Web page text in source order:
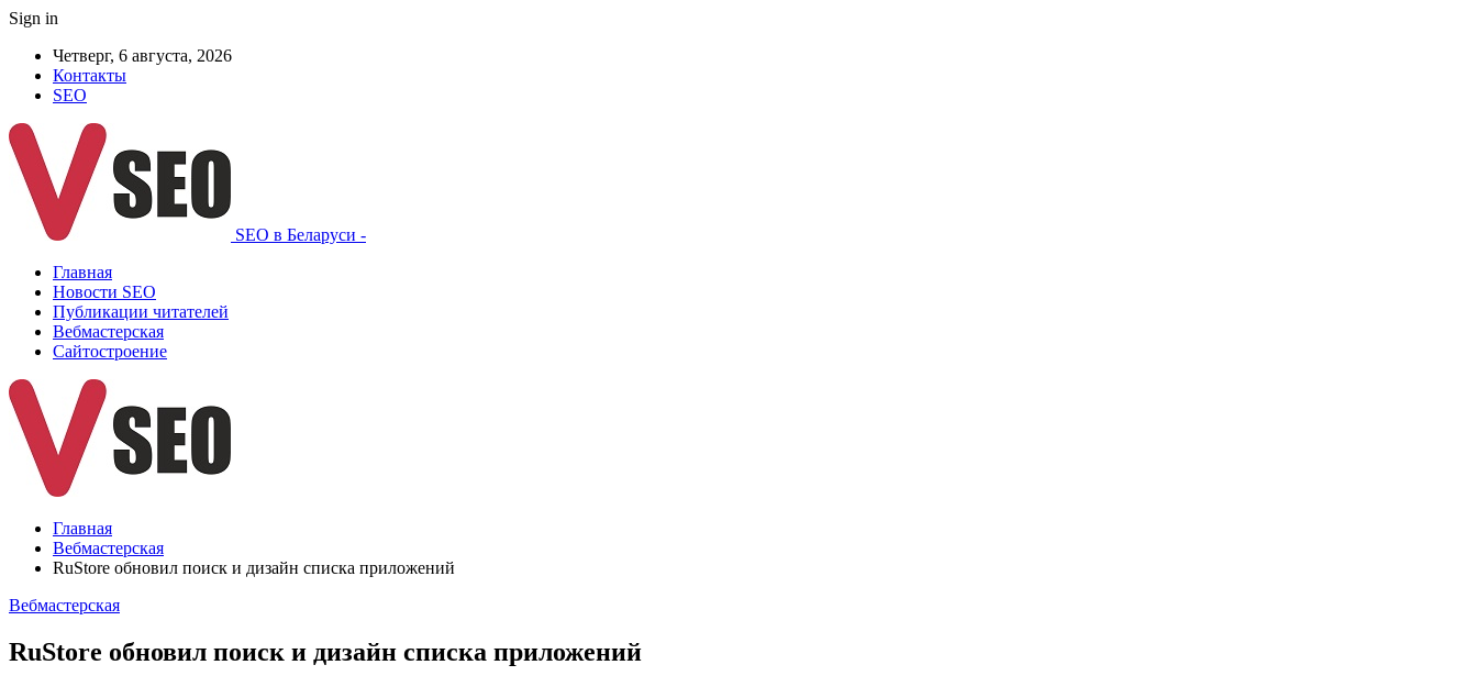
Sign in
Четверг, 6 августа, 2026
Контакты
SEO
SEO в Беларуси -
Главная
Новости SEO
Публикации читателей
Вебмастерская
Сайтостроение
Главная
Вебмастерская
RuStore обновил поиск и дизайн списка приложений
Вебмастерская
RuStore обновил поиск и дизайн списка приложений